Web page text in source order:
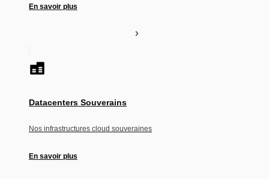
En savoir plus
Datacenters Souverains
Nos infrastructures cloud souveraines
En savoir plus